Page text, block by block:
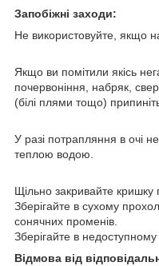
Запобіжні заходи:
Не використовуйте, якщо
Якщо ви помітили якісь
почервоніння, набряк,
(білі плями тощо)
У разі потрапляння в очі
теплою водою.
Щільно закривайте кришку
Зберігайте в сухому
сонячних променів.
Зберігайте в недоступному
Відмова від